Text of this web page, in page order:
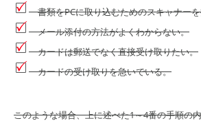
書類をPCに取り込むためのスキャナー
メール添付の方法がよくわからない。
カードは郵送でなく直接受け取りたい。
カードの受け取りを急いでいる。
このような場合、上に述べた1～4番の手順の